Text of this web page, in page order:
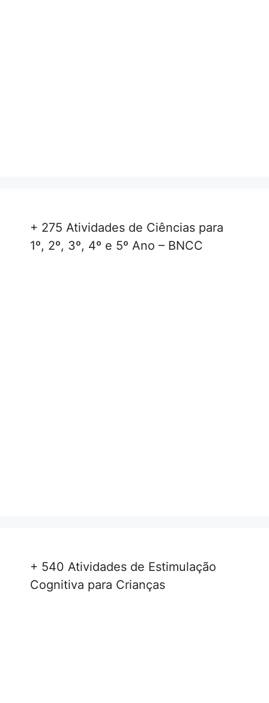
+ 275 Atividades de Ciências para
1º, 2º, 3º, 4º e 5º Ano – BNCC
+ 540 Atividades de Estimulação
Cognitiva para Crianças